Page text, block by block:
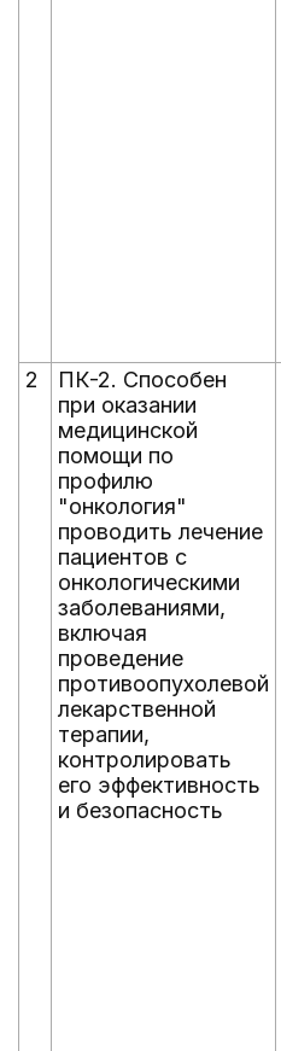
2
ПК-2. Способен
при оказании
медицинской
помощи по
профилю
"онкология"
проводить лечение
пациентов с
онкологическими
заболеваниями,
включая
проведение
противоопухолевой
лекарственной
терапии,
контролировать
его эффективность
и безопасность